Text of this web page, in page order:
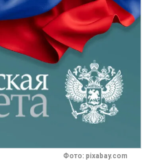
Фото: pixabay.com